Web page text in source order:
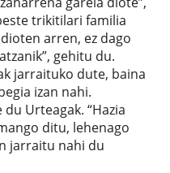
trikitilari familia
arren, ez dago
gehitu du.
jarraituko dute, baina
izan nahi.
Urteagak. “Hazia
ditu, lehenago
jarraitu nahi du